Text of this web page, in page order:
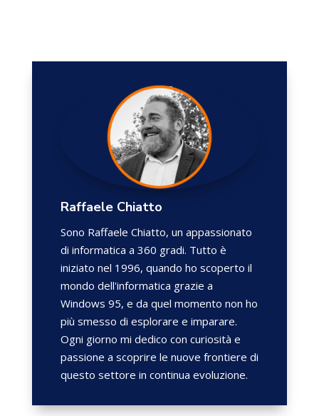
Raffaele Chiatto
Sono Raffaele Chiatto, un appassionato
di informatica a 360 gradi. Tutto è
iniziato nel 1996, quando ho scoperto il
mondo dell'informatica grazie a
Windows 95, e da quel momento non ho
più smesso di esplorare e imparare.
Ogni giorno mi dedico con curiosità e
passione a scoprire le nuove frontiere di
questo settore in continua evoluzione.